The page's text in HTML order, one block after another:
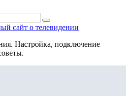
сайт о телевидении
Настройка, подключение